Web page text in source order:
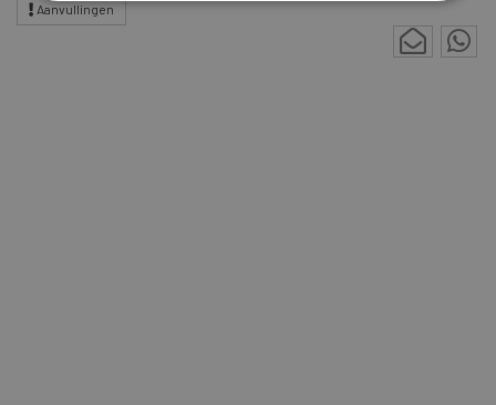
Aanvullingen